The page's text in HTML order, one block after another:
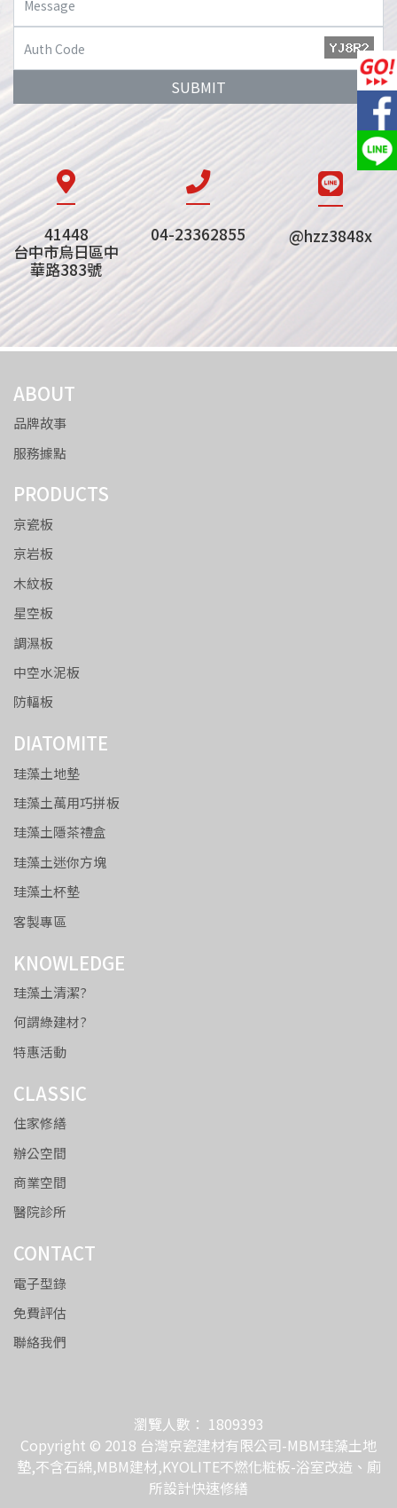
SUBMIT
41448
台中市烏日區中
華路383號
04-23362855 @hzz3848x
ABOUT
品牌故事
服務據點
PRODUCTS
京瓷板
京岩板
木紋板
星空板
調濕板
中空水泥板
防輻板
DIATOMITE
珪藻土地墊
珪藻土萬用巧拼板
珪藻土隱茶禮盒
珪藻土迷你方塊
珪藻土杯墊
客製專區
KNOWLEDGE
珪藻土清潔?
何謂綠建材?
特惠活動
CLASSIC
住家修繕
辦公空間
商業空間
醫院診所
CONTACT
電子型錄
免費評估
聯絡我們
瀏覽人數： 1809393
Copyright © 2018 台灣京瓷建材有限公司-MBM珪藻土地
墊,不含石綿,MBM建材,KYOLITE不燃化粧板-浴室改造、廁
所設計快速修繕